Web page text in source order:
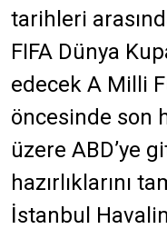
tarihleri
FIFA Dünya
edecek A Milli
öncesinde son
üzere ABD’ye
hazırlıklarını
İstanbul